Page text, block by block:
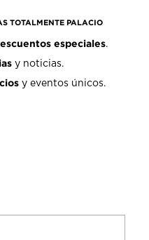
TOTALMENTE PALACIO
especiales.
y noticias.
y eventos únicos.